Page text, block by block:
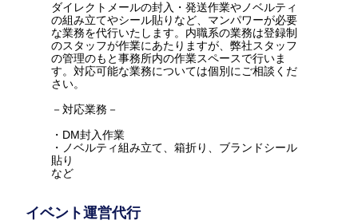
ダイレクトメールの封入・発送作業やノベルティ
の組み立てやシール貼りなど、マンパワーが必要
な業務を代行いたします。内職系の業務は登録制
のスタッフが作業にあたりますが、弊社スタッフ
の管理のもと事務所内の作業スペースで行いま
す。対応可能な業務については個別にご相談くだ
さい。
－対応業務－
・DM封入作業
・ノベルティ組み立て、箱折り、ブランドシール
貼り
など
イベント運営代行